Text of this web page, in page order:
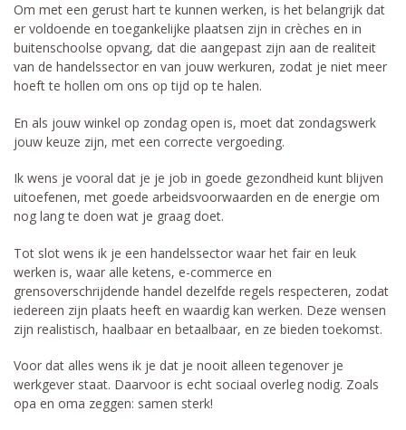
Om met een gerust hart te kunnen werken, is het belangrijk dat
er voldoende en toegankelijke plaatsen zijn in crèches en in
buitenschoolse opvang, dat die aangepast zijn aan de realiteit
van de handelssector en van jouw werkuren, zodat je niet meer
hoeft te hollen om ons op tijd op te halen.
En als jouw winkel op zondag open is, moet dat zondagswerk
jouw keuze zijn, met een correcte vergoeding.
Ik wens je vooral dat je je job in goede gezondheid kunt blijven
uitoefenen, met goede arbeidsvoorwaarden en de energie om
nog lang te doen wat je graag doet.
Tot slot wens ik je een handelssector waar het fair en leuk
werken is, waar alle ketens, e-commerce en
grensoverschrijdende handel dezelfde regels respecteren, zodat
iedereen zijn plaats heeft en waardig kan werken. Deze wensen
zijn realistisch, haalbaar en betaalbaar, en ze bieden toekomst.
Voor dat alles wens ik je dat je nooit alleen tegenover je
werkgever staat. Daarvoor is echt sociaal overleg nodig. Zoals
opa en oma zeggen: samen sterk!